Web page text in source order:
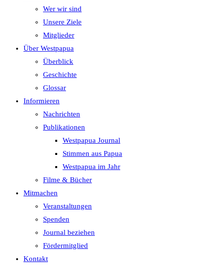
Wer wir sind
Unsere Ziele
Mitglieder
Über Westpapua
Überblick
Geschichte
Glossar
Informieren
Nachrichten
Publikationen
Westpapua Journal
Stimmen aus Papua
Westpapua im Jahr
Filme & Bücher
Mitmachen
Veranstaltungen
Spenden
Journal beziehen
Fördermitglied
Kontakt